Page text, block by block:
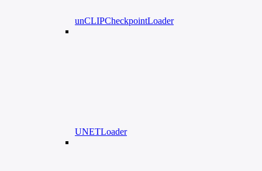
unCLIPCheckpointLoader
UNETLoader